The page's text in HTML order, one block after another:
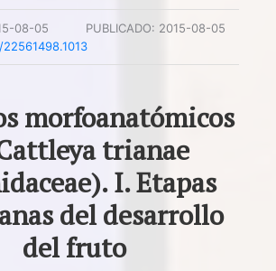
08-05 PUBLICADO: 2015-08-05
22561498.1013
morfoanatómicos
trianae
I. Etapas
del desarrollo
del fruto